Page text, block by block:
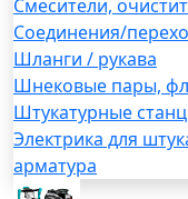
Смесители,
Соединения/
Шланги / рукава
Шнековые пары,
Штукатурные
Электрика для
арматура